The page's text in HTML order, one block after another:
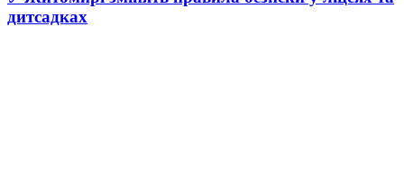
дитсадках